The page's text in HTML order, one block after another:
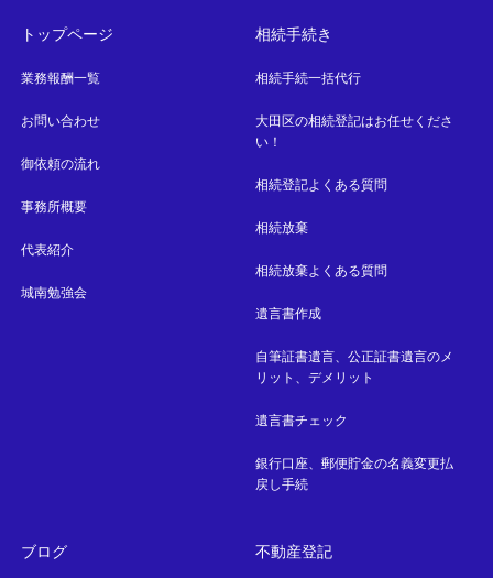
トップページ
業務報酬一覧
お問い合わせ
御依頼の流れ
事務所概要
代表紹介
城南勉強会
相続手続き
相続手続一括代行
大田区の相続登記はお任せくださ
い！
相続登記よくある質問
相続放棄
相続放棄よくある質問
遺言書作成
自筆証書遺言、公正証書遺言のメ
リット、デメリット
遺言書チェック
銀行口座、郵便貯金の名義変更払
戻し手続
ブログ 不動産登記